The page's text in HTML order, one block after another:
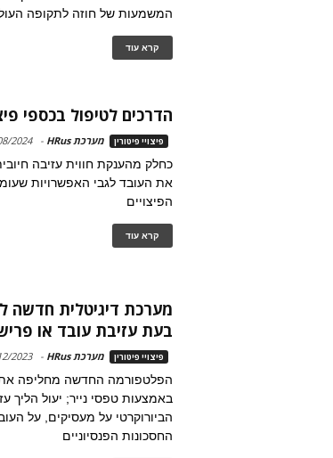
המשמעות של חוזה לתקופה
קרא עוד
הדרכים לטיפול בכספי
פיצויי פיטורין מערכת HRus -
2024
כחלק מהענקת חווית עזיבה
את העובד לגבי האפשרויות
הפיצויים
קרא עוד
מערכת דיגיטלית חדשה
בעת עזיבת עובד או
פיצויי פיטורין מערכת HRus -
2023
הפלטפורמה החדשה מחליפה
באמצעות טפסי נייר; יעול הליך
הביורוקרטי על מעסיקים, על
החסכונות הפנסיוניים